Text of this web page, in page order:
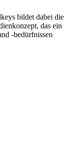
bildet dabei die
das ein
-bedürfnissen